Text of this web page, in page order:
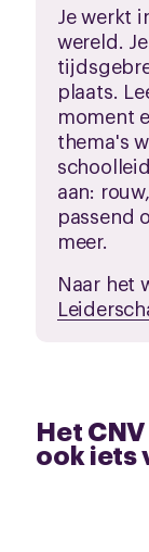
Je werkt
wereld.
plaats.
moment
thema's
aan:
passend
meer.
Naar het
Het
ook iets